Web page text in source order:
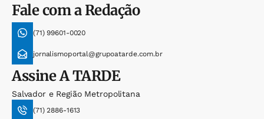
Fale com a Redação
(71) 99601-0020
jornalismoportal@grupoatarde.com.br
AssineA TARDE
Salvador e Região Metropolitana
(71) 2886-1613